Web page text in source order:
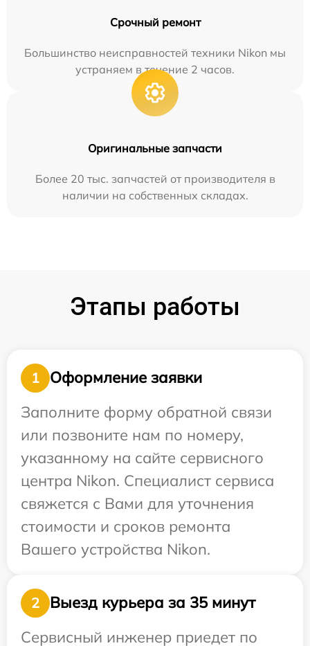
Срочный ремонт
Большинство неисправностей техники Nikon мы
устраняем в течение 2 часов.
Оригинальные запчасти
Более 20 тыс. запчастей от производителя в
наличии на собственных складах.
Этапы работы
1
Оформление заявки
Заполните форму обратной связи
или позвоните нам по номеру,
указанному на сайте сервисного
центра Nikon. Специалист сервиса
свяжется с Вами для уточнения
стоимости и сроков ремонта
Вашего устройства Nikon.
2
Выезд курьера за 35 минут
Сервисный инженер приедет по